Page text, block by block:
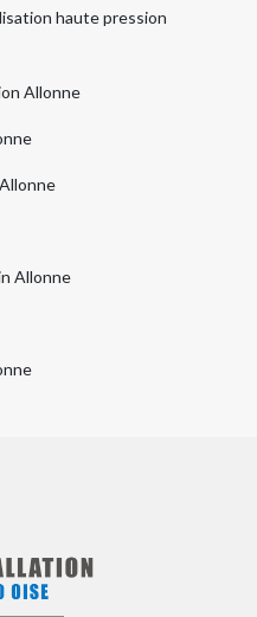
haute pression
Allonne
Allonne